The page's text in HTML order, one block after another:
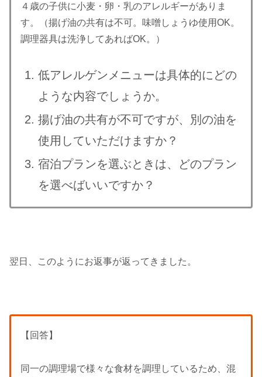
４歳の子供に小麦・卵・乳のアレルギーがありま
す。（揚げ油の共有は不可。味噌しょうゆ使用OK。
調理器具は洗浄してあればOK。）
低アレルゲンメニューは具体的にどの
ような内容でしょうか。
揚げ油の共有が不可ですが、別の油を
使用していただけますか？
宿泊プランを選ぶときは、どのプラン
を選べばいいですか？
翌日、このようにお返事が返ってきました。
【回答】
同一の調理場で様々な食材を調理しているため、混